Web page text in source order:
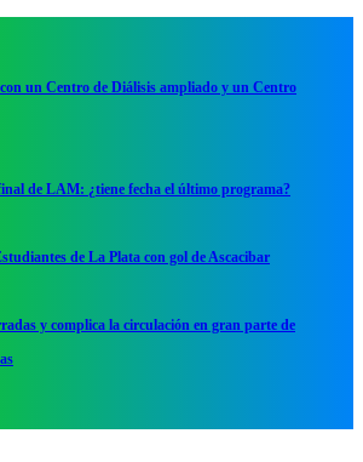
un Centro de Diálisis ampliado y un Centro
de LAM: ¿tiene fecha el último programa?
de La Plata con gol de Ascacibar
y complica la circulación en gran parte de